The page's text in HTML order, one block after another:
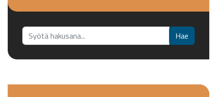
Etsi... Hae